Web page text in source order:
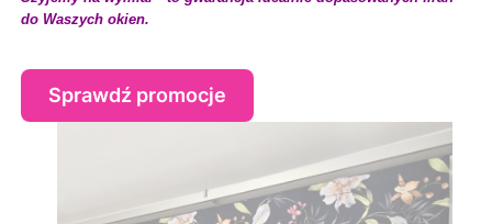
do Waszych okien.
Sprawdź promocje